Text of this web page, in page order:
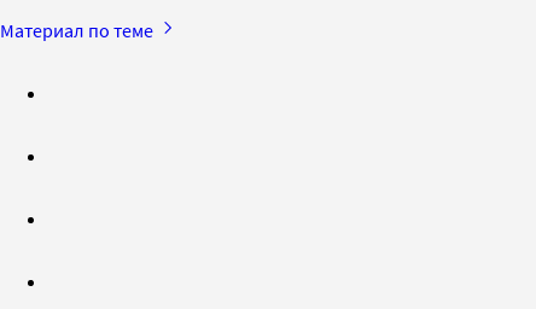
Материал по теме